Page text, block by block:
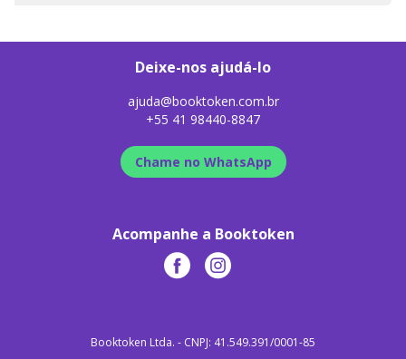
Deixe-nos ajudá-lo
ajuda@booktoken.com.br
+55 41 98440-8847
Chame no WhatsApp
Acompanhe a Booktoken
Booktoken Ltda. - CNPJ: 41.549.391/0001-85